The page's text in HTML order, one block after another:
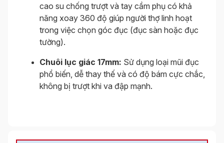
cao su chống trượt và tay cầm phụ có khả
năng xoay 360 độ giúp người thợ linh hoạt
trong việc chọn góc đục (đục sàn hoặc đục
tường).
Chuôi lục giác 17mm: Sử dụng loại mũi đục
phổ biến, dễ thay thế và có độ bám cực chắc,
không bị trượt khi va đập mạnh.